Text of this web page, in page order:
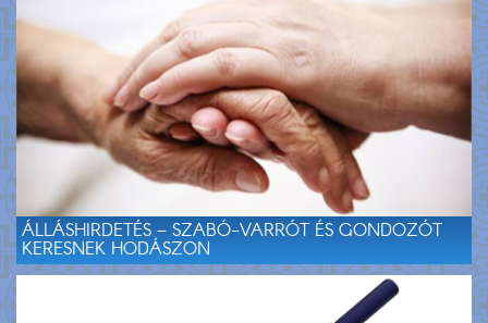
ÁLLÁSHIRDETÉS – SZABÓ-VARRÓT ÉS GONDOZÓT
KERESNEK HODÁSZON